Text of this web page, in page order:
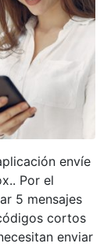
envíe
Por el
5 mensajes
cortos
enviar